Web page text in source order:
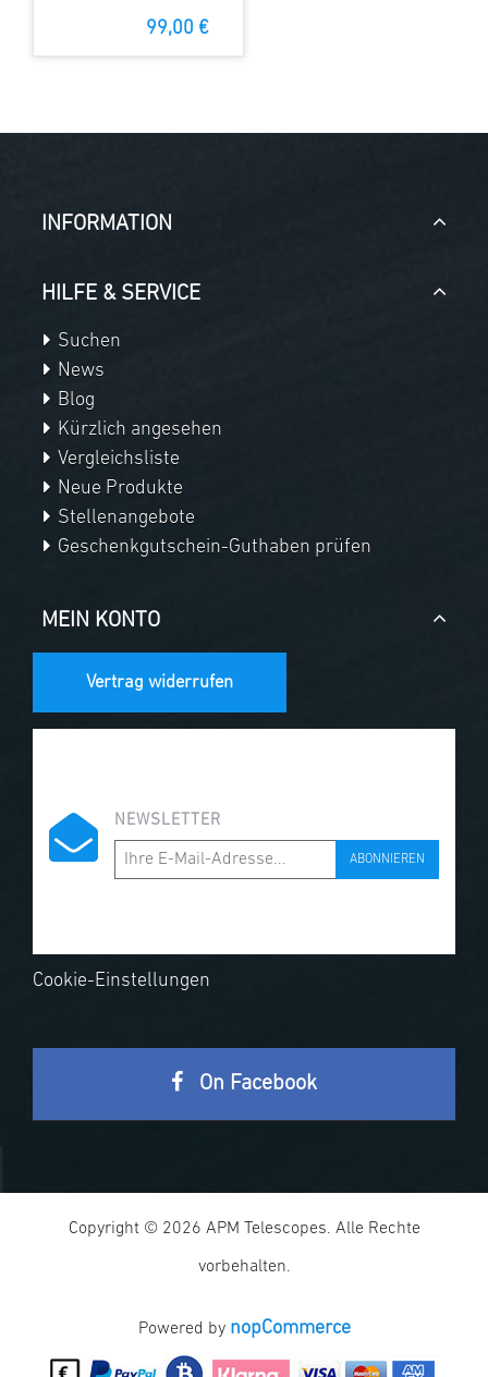
99,00 €
INFORMATION
HILFE & SERVICE
Suchen
News
Blog
Kürzlich angesehen
Vergleichsliste
Neue Produkte
Stellenangebote
Geschenkgutschein-Guthaben prüfen
MEIN KONTO
Vertrag widerrufen
NEWSLETTER
ABONNIEREN
Cookie-Einstellungen
On Facebook
Copyright © 2026 APM Telescopes. Alle Rechte
vorbehalten.
Powered by nopCommerce